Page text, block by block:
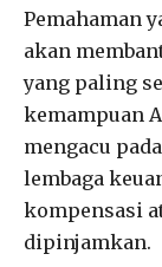
Pemahaman
akan
yang paling
kemampuan
mengacu
lembaga
kompensasi
dipinjamkan.